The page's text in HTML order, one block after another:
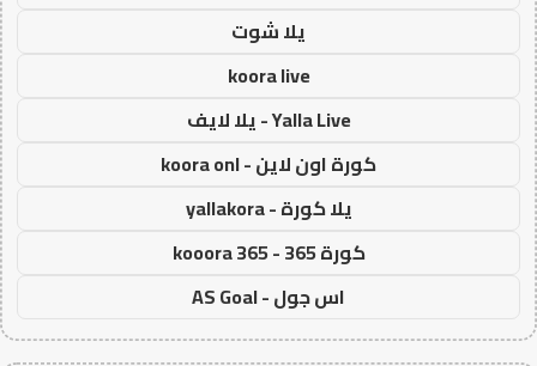
يلا شوت
koora live
Yalla Live - يلا لايف
كورة اون لاين - koora onl
يلا كورة - yallakora
كورة 365 - kooora 365
اس جول - AS Goal